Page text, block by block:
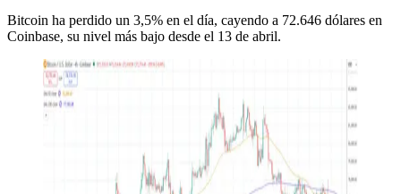
Bitcoin ha perdido un 3,5% en el día, cayendo a 72.646 dólares en
Coinbase, su nivel más bajo desde el 13 de abril.